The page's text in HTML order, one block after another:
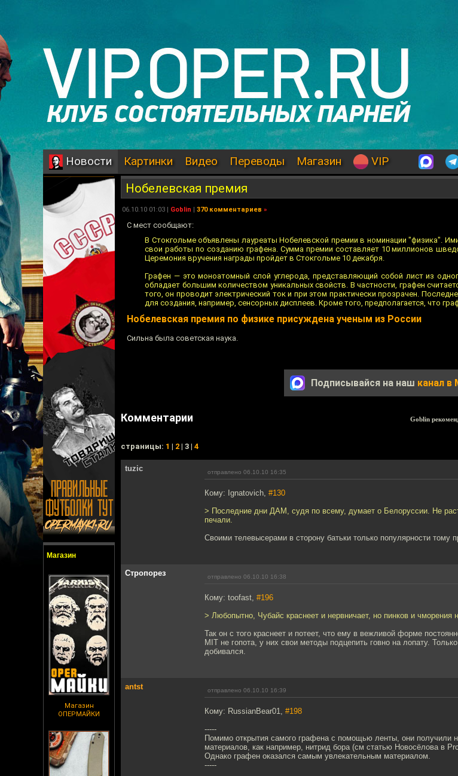
Новости Картинки Видео Переводы Магазин VIP
Магазин
Магазин
ОПЕРМАЙКИ
Нобелевская премия
06.10.10 01:03 | Goblin | 370 комментариев »
С мест сообщают:
В Стокгольме объявлены лауреаты Нобелевской премии в номинации "физика".
свои работы по созданию графена. Сумма премии составляет 10 миллионов
Церемония вручения награды пройдет в Стокгольме 10 декабря.
Графен — это моноатомный слой углерода, представляющий собой лист из
обладает большим количеством уникальных свойств. В частности, графен
того, он проводит электрический ток и при этом практически прозрачен.
для создания, например, сенсорных дисплеев. Кроме того, предполагается, что
Нобелевская премия по физике присуждена ученым из России
Сильна была советская наука.
Подписывайся на наш канал в
Комментарии Goblin
cтраницы: 1 | 2 | 3 | 4
tuzic отправлено 06.10.10 16:35
Кому: Ignatovich, #130
> Последние дни ДАМ, судя по всему, думает о Белоруссии. Не
печали.
Cвоими телевысерами в сторону батьки только популярности тому
Стропорез отправлено 06.10.10 16:38
Кому: toofast, #196
> Любопытно, Чубайс краснеет и нервничает, но пинков и чморения
Так он с того краснеет и потеет, что ему в вежливой форме
MIT не гопота, у них свои методы подцепить говно на лопату.
добивался.
antst отправлено 06.10.10 16:39
Кому: RussianBear01, #198
-----
Помимо открытия самого графена с помощью ленты, они получили
материалов, как например, нитрид бора (см статью Новосёлова в
Однако графен оказался самым увлекательным материалом.
-----